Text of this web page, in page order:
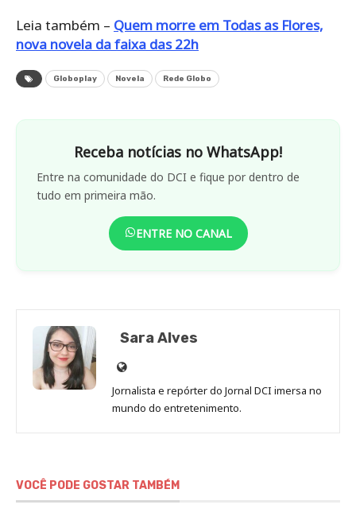
Leia também – Quem morre em Todas as Flores,
nova novela da faixa das 22h
Globoplay Novela Rede Globo
Receba notícias no WhatsApp!
Entre na comunidade do DCI e fique por dentro de
tudo em primeira mão.
ENTRE NO CANAL
Sara Alves
Site
de
Sara
Jornalista e repórter do Jornal DCI imersa no
mundo do entretenimento.
VOCÊ PODE GOSTAR TAMBÉM